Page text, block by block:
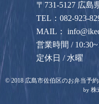
〒731-5127 広島
TEL：082-923-
MAIL：
営業時間 /
定休日 / 水曜
© 2018 広島市佐伯区のお弁当予
by 株